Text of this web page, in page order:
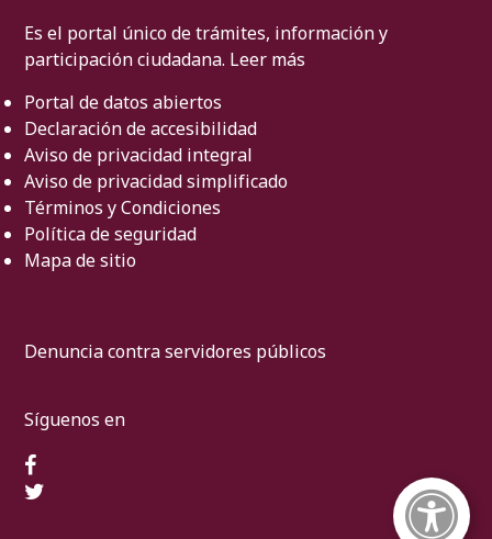
Es el portal único de trámites, información y
participación ciudadana. Leer más
Portal de datos abiertos
Declaración de accesibilidad
Aviso de privacidad integral
Aviso de privacidad simplificado
Términos y Condiciones
Política de seguridad
Mapa de sitio
Denuncia contra servidores públicos
Síguenos en